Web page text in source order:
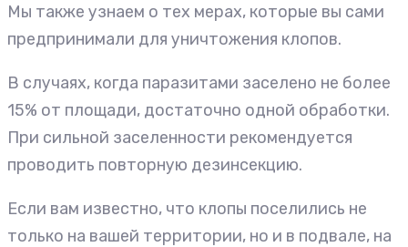
Мы также узнаем о тех мерах, которые вы сами
предпринимали для уничтожения клопов.
В случаях, когда паразитами заселено не более
15% от площади, достаточно одной обработки.
При сильной заселенности рекомендуется
проводить повторную дезинсекцию.
Если вам известно, что клопы поселились не
только на вашей территории, но и в подвале, на